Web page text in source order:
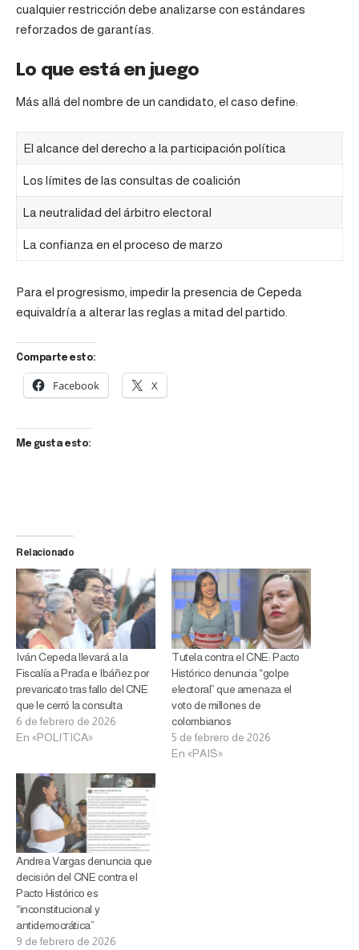
cualquier restricción debe analizarse con estándares
reforzados de garantías.
Lo que está en juego
Más allá del nombre de un candidato, el caso define:
El alcance del derecho a la participación política
Los límites de las consultas de coalición
La neutralidad del árbitro electoral
La confianza en el proceso de marzo
Para el progresismo, impedir la presencia de Cepeda
equivaldría a alterar las reglas a mitad del partido.
Comparte esto:
Facebook X
Me gusta esto:
Relacionado
Iván Cepeda llevará a la
Fiscalía a Prada e Ibáñez por
prevaricato tras fallo del CNE
que le cerró la consulta
6 de febrero de 2026
En «POLITICA»
Tutela contra el CNE: Pacto
Histórico denuncia “golpe
electoral” que amenaza el
voto de millones de
colombianos
5 de febrero de 2026
En «PAIS»
Andrea Vargas denuncia que
decisión del CNE contra el
Pacto Histórico es
“inconstitucional y
antidemocrática”
9 de febrero de 2026